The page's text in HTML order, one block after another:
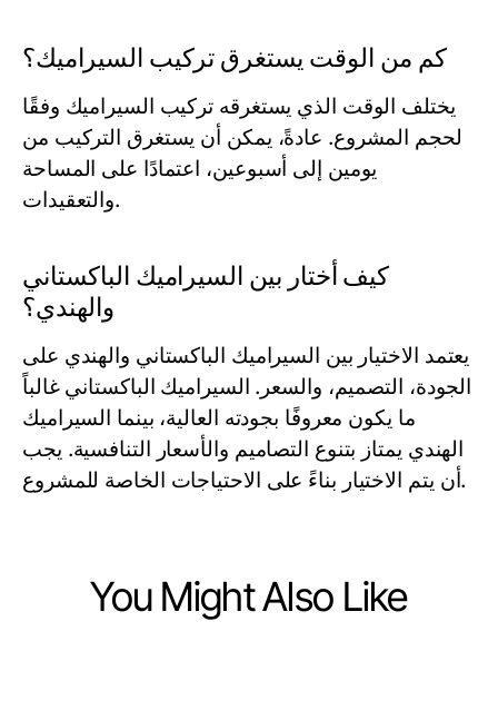
كم من الوقت يستغرق تركيب السيراميك؟
يختلف الوقت الذي يستغرقه تركيب السيراميك وفقًا
لحجم المشروع. عادةً، يمكن أن يستغرق التركيب من
يومين إلى أسبوعين، اعتمادًا على المساحة
والتعقيدات.
كيف أختار بين السيراميك الباكستاني
والهندي؟
يعتمد الاختيار بين السيراميك الباكستاني والهندي على
الجودة، التصميم، والسعر. السيراميك الباكستاني غالباً
ما يكون معروفًا بجودته العالية، بينما السيراميك
الهندي يمتاز بتنوع التصاميم والأسعار التنافسية. يجب
أن يتم الاختيار بناءً على الاحتياجات الخاصة للمشروع.
You Might Also Like